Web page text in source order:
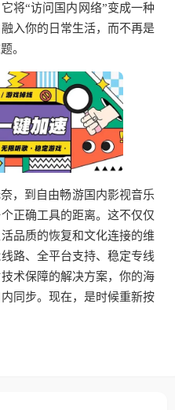
将“访问国内网络”变成一种
入你的日常生活，而不再是
。
，到自由畅游国内影视音乐
正确工具的距离。这不仅仅
品质的恢复和文化连接的维
路、全平台支持、稳定专线
术保障的解决方案，你的海
同步。现在，是时候重新按